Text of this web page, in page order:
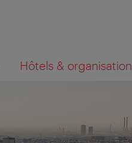
Hôtels & organisation